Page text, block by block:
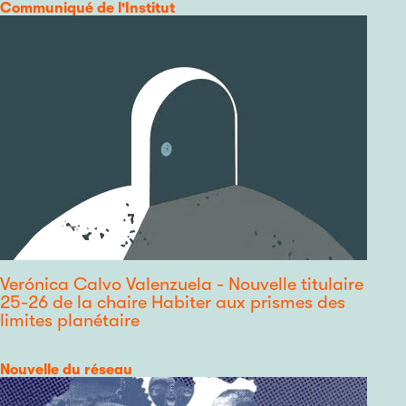
Catégorie
Communiqué de l'Institut
Verónica Calvo Valenzuela - Nouvelle titulaire
25-26 de la chaire Habiter aux prismes des
limites planétaire
Catégorie
Nouvelle du réseau